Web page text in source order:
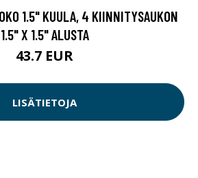
1.5" KUULA, 4 KIINNITYSAUKON
1.5" X 1.5" ALUSTA
43.7 EUR
LISÄTIETOJA